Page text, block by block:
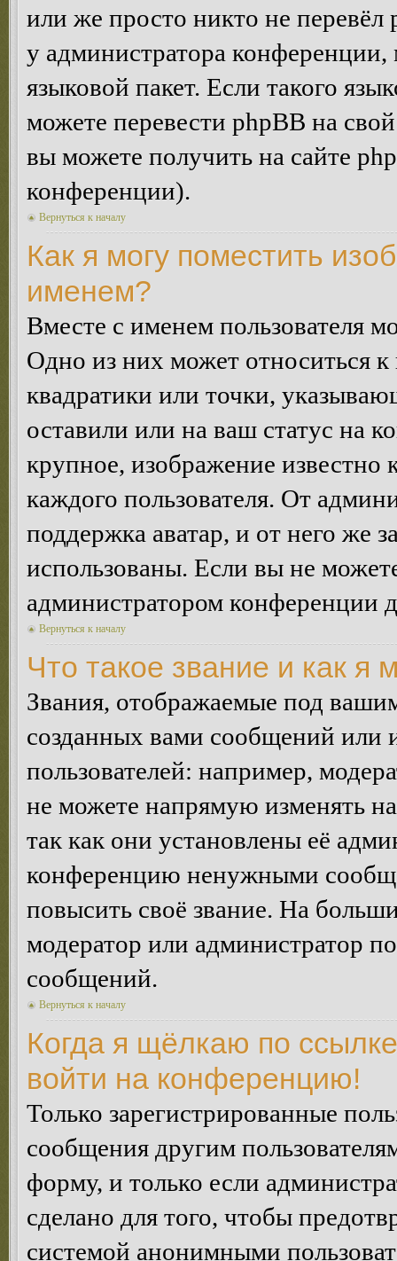
или же просто никто не
у администратора
языковой пакет. Если такого
можете перевести phpBB на
вы можете получить на сайте
конференции).
Вернуться к началу
Как я могу поместить
именем?
Вместе с именем пользователя
Одно из них может относиться
квадратики или точки,
оставили или на ваш статус на
крупное, изображение известно
каждого пользователя. От
поддержка аватар, и от него же
использованы. Если вы не
администратором конференции
Вернуться к началу
Что такое звание и как я
Звания, отображаемые под
созданных вами сообщений
пользователей: например,
не можете напрямую изменять
так как они установлены её
конференцию ненужными
повысить своё звание. На
модератор или администратор
сообщений.
Вернуться к началу
Когда я щёлкаю по
войти на конференцию!
Только зарегистрированные
сообщения другим
форму, и только если
сделано для того, чтобы
системой анонимными